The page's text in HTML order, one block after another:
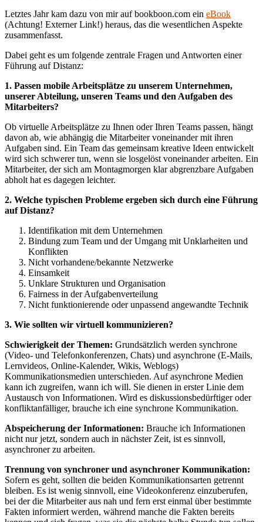
Letztes Jahr kam dazu von mir auf bookboon.com ein eBook
(Achtung! Externer Link!) heraus, das die wesentlichen Aspekte
zusammenfasst.
Dabei geht es um folgende zentrale Fragen und Antworten einer
Führung auf Distanz:
1. Passen mobile Arbeitsplätze zu unserem Unternehmen,
unserer Abteilung, unseren Teams und den Aufgaben des
Mitarbeiters?
Ob virtuelle Arbeitsplätze zu Ihnen oder Ihren Teams passen, hängt
davon ab, wie abhängig die Mitarbeiter voneinander mit ihren
Aufgaben sind. Ein Team das gemeinsam kreative Ideen entwickelt
wird sich schwerer tun, wenn sie losgelöst voneinander arbeiten. Ein
Mitarbeiter, der sich am Montagmorgen klar abgrenzbare Aufgaben
abholt hat es dagegen leichter.
2. Welche typischen Probleme ergeben sich durch eine Führung
auf Distanz?
Identifikation mit dem Unternehmen
Bindung zum Team und der Umgang mit Unklarheiten und
Konflikten
Nicht vorhandene/bekannte Netzwerke
Einsamkeit
Unklare Strukturen und Organisation
Fairness in der Aufgabenverteilung
Nicht funktionierende oder unpassend angewandte Technik
3. Wie sollten wir virtuell kommunizieren?
Schwierigkeit der Themen: Grundsätzlich werden synchrone
(Video- und Telefonkonferenzen, Chats) und asynchrone (E-Mails,
Lernvideos, Online-Kalender, Wikis, Weblogs)
Kommunikationsmedien unterschieden. Auf asynchrone Medien
kann ich zugreifen, wann ich will. Sie dienen in erster Linie dem
Austausch von Informationen. Wird es diskussionsbedürftiger oder
konfliktanfälliger, brauche ich eine synchrone Kommunikation.
Abspeicherung der Informationen: Brauche ich Informationen
nicht nur jetzt, sondern auch in nächster Zeit, ist es sinnvoll,
asynchroner zu arbeiten.
Trennung von synchroner und asynchroner Kommunikation:
Sofern es geht, sollten die beiden Kommunikationsarten getrennt
bleiben. Es ist wenig sinnvoll, eine Videokonferenz einzuberufen,
bei der die Mitarbeiter aus nah und fern erst einmal über bestimmte
Fakten informiert werden, während manche die Fakten bereits